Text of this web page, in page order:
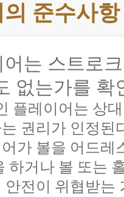
준수사항
어는 스트로
없는가를 확
플레이어는 상
권리가 인정된
가 볼을 어드레
하거나 볼 또는
안전이 위협받는